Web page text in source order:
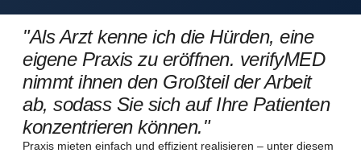
"Als Arzt kenne ich die Hürden, eine
eigene Praxis zu eröffnen. verifyMED
nimmt ihnen den Großteil der Arbeit
ab, sodass Sie sich auf Ihre Patienten
konzentrieren können."
Praxis mieten einfach und effizient realisieren – unter diesem